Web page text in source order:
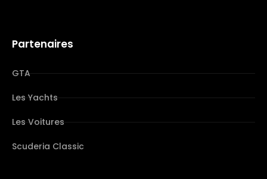
Partenaires
GTA
Les Yachts
Les Voitures
Scuderia Classic